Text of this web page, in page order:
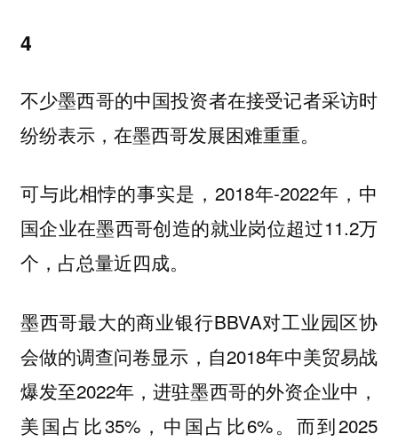
4
不少墨西哥的中国投资者在接受记者采访时
纷纷表示，在墨西哥发展困难重重。
可与此相悖的事实是，2018年-2022年，中
国企业在墨西哥创造的就业岗位超过11.2万
个，占总量近四成。
墨西哥最大的商业银行BBVA对工业园区协
会做的调查问卷显示，自2018年中美贸易战
爆发至2022年，进驻墨西哥的外资企业中，
美国占比35%，中国占比6%。而到2025